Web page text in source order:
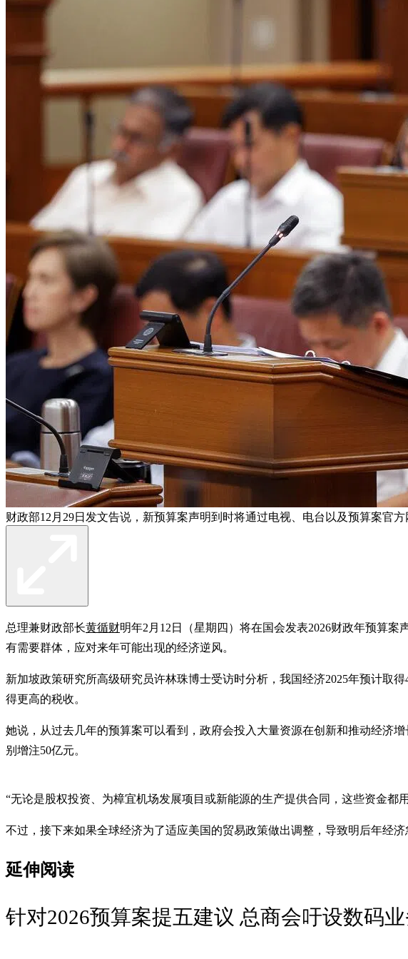
财政部12月29日发文告说，新预算案声明到时将通过电视、电台以及预算案官
总理兼财政部长黄循财明年2月12日（星期四）将在国会发表2026财政年预算
有需要群体，应对来年可能出现的经济逆风。
新加坡政策研究所高级研究员许林珠博士受访时分析，我国经济2025年预计取
得更高的税收。
她说，从过去几年的预算案可以看到，政府会投入大量资源在创新和推动经济
别增注50亿元。
“无论是股权投资、为樟宜机场发展项目或新能源的生产提供合同，这些资金都
不过，接下来如果全球经济为了适应美国的贸易政策做出调整，导致明后年经
延伸阅读
针对2026预算案提五建议 总商会吁设数码